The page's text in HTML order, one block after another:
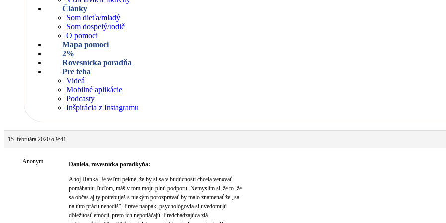
Články
Som dieťa/mladý
Som dospelý/rodič
O pomoci
Mapa pomoci
2%
Rovesnícka poradňa
Pre teba
Videá
Mobilné aplikácie
Podcasty
Inšpirácia z Instagramu
15. februára 2020 o 9:41
Anonym Daniela, rovesnícka poradkyňa:
Ahoj Hanka. Je veľmi pekné, že by si sa v budúcnosti chcela venovať
pomáhaniu ľuďom, máš v tom moju plnú podporu. Nemyslím si, že to ,že
sa občas aj ty potrebuješ s niekým porozprávať by malo znamenať že „sa
na túto prácu nehodíš“. Práve naopak, psychológovia si uvedomujú
dôležitosť emócií, preto ich nepotláčajú. Predchádzajúca zlá